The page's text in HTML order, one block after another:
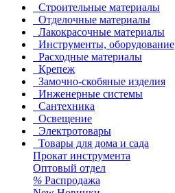
Строительные материалы
Отделочные материалы
Лакокрасочные материалы
Инструменты, оборудование
Расходные материалы
Крепеж
Замочно-скобяные изделия
Инженерные системы
Сантехника
Освещение
Электротовары
Товары для дома и сада
Прокат инструмента
Оптовый отдел
% Распродажа